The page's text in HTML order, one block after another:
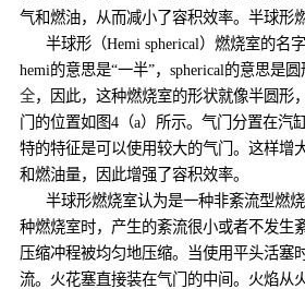
气和燃油，从而减小了容积效率。半球形
半球形（Hemi spherical）燃烧室的名
hemi的意思是“一半”，spherical的意思是圆
全，因此，这种燃烧室的形状就像半圆形
门的位置如图4（a）所示。气门分置在汽
特的特征是可以使用较大的气门。这样增
和燃油量，因此增强了容积效率。
半球形燃烧室认为是一种非紊流型燃烧
种燃烧室时，产生的紊流很小或者不发生
压缩冲程被均匀地压缩。当使用平头活塞
流。火花塞直接装在气门的中间。火焰从